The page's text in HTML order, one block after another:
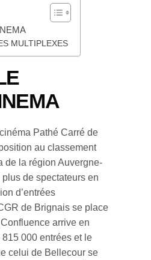
MULTIPLEXES
Pathé Carré de
au classement
de la région Auvergne-
de spectateurs en
d’entrées
de Brignais se place
arrive en
000 entrées et le
celui de Bellecour se